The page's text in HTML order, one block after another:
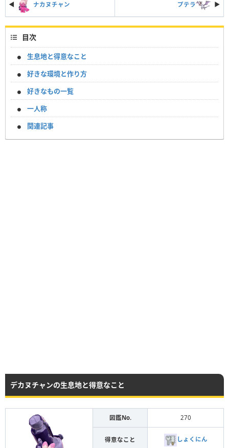
◀ ナカヌチャン プテラ ▶︎
目次
生息地と得意なこと
好きな環境と作り方
好きなもの一覧
一人称
関連記事
デカヌチャンの生息地と得意なこと
図鑑No. 270
得意なこと しょくにん